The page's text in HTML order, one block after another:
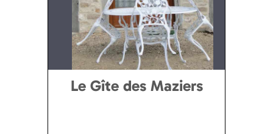
Le Gîte des Maziers